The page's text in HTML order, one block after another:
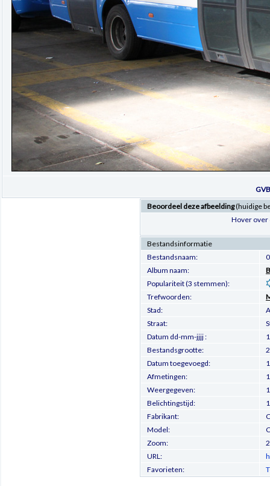
Beoordeel deze afbeelding(huidige
Hover over
Bestandsinformatie
Bestandsnaam:
Album naam:
Populariteit (3 stemmen):
Trefwoorden:
Stad:
Straat:
Datum dd-mm-jjjj :
Bestandsgrootte:
Datum toegevoegd:
Afmetingen:
Weergegeven:
Belichtingstijd:
Fabrikant:
Model:
Zoom:
URL:
Favorieten: